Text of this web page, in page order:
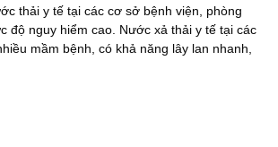
thải y tế tại các cơ sở bệnh viện, phòng
độ nguy hiểm cao. Nước xả thải y tế tại các
mầm bệnh, có khả năng lây lan nhanh,